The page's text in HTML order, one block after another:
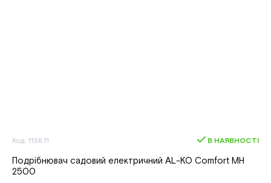
Код: 113871 В НАЯВНОСТІ
Подрібнювач садовий електричний AL-KO Comfort MH
2500